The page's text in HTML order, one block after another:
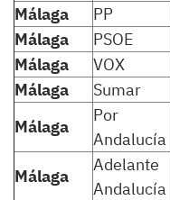
Málaga
PP
Málaga
PSOE
Málaga
VOX
Málaga
Sumar
Málaga
Por
Andalucía
Málaga
Adelante
Andalucía